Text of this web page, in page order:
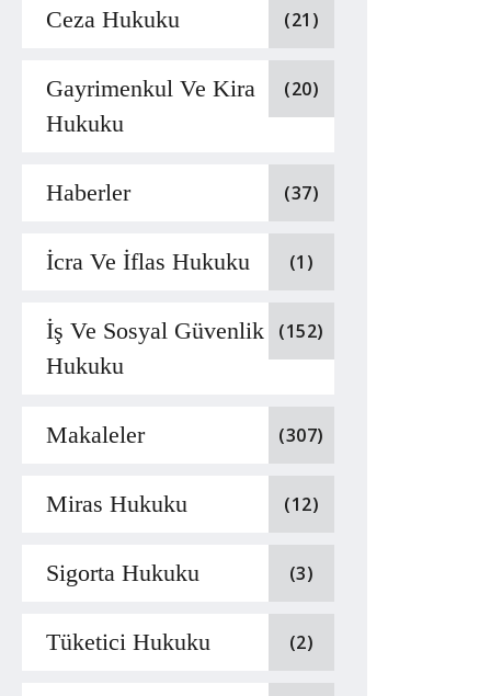
Ceza Hukuku (21)
Gayrimenkul Ve Kira
Hukuku
(20)
Haberler (37)
İcra Ve İflas Hukuku (1)
İş Ve Sosyal Güvenlik
Hukuku
(152)
Makaleler (307)
Miras Hukuku (12)
Sigorta Hukuku (3)
Tüketici Hukuku (2)